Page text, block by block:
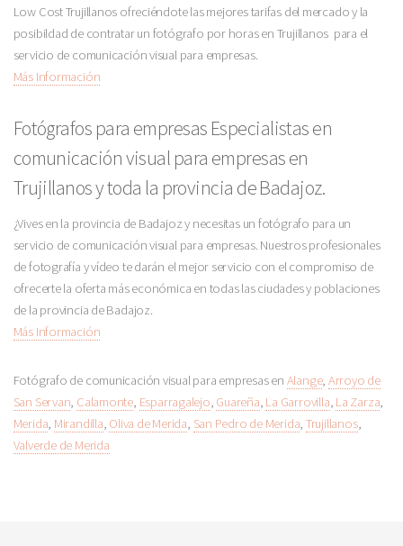
Low Cost Trujillanos ofreciéndote las mejores tarifas del mercado y la
posibildad de contratar un fotógrafo por horas en Trujillanos para el
servicio de comunicación visual para empresas.
Más Información
Fotógrafos para empresas Especialistas en
comunicación visual para empresas en
Trujillanos y toda la provincia de Badajoz.
¿Vives en la provincia de Badajoz y necesitas un fotógrafo para un
servicio de comunicación visual para empresas. Nuestros profesionales
de fotografía y vídeo te darán el mejor servicio con el compromiso de
ofrecerte la oferta más económica en todas las ciudades y poblaciones
de la provincia de Badajoz.
Más Información
Fotógrafo de comunicación visual para empresas en Alange, Arroyo de
San Servan, Calamonte, Esparragalejo, Guareña, La Garrovilla, La Zarza,
Merida, Mirandilla, Oliva de Merida, San Pedro de Merida, Trujillanos,
Valverde de Merida